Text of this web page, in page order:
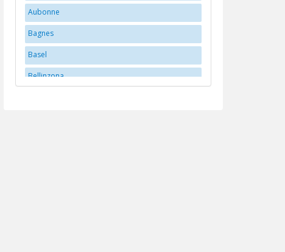
Aubonne
Bagnes
Basel
Bellinzona